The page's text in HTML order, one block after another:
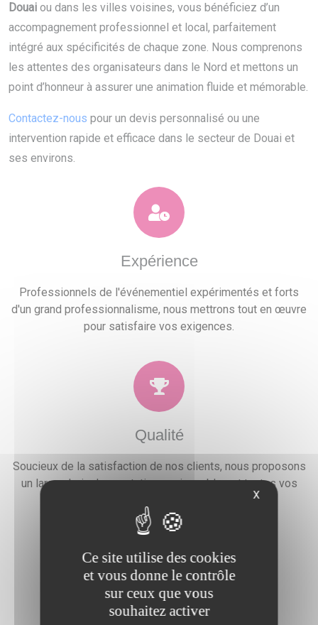
Douai ou dans les villes voisines, vous bénéficiez d’un
accompagnement professionnel et local, parfaitement
intégré aux spécificités de chaque zone. Nous comprenons
les attentes des organisateurs dans le Nord et mettons un
point d’honneur à assurer une animation fluide et mémorable.
Contactez-nous pour un devis personnalisé ou une
intervention rapide et efficace dans le secteur de Douai et
ses environs.
Expérience
Professionnels de l'événementiel expérimentés et forts
d'un grand professionnalisme, nous mettrons tout en œuvre
pour satisfaire vos exigences.
Qualité
Soucieux de la satisfaction de nos clients, nous proposons
un large choix de prestations qui combleront toutes vos
Devis gratuit
X
Ce site utilise des cookies
et vous donne le contrôle
sur ceux que vous
souhaitez activer